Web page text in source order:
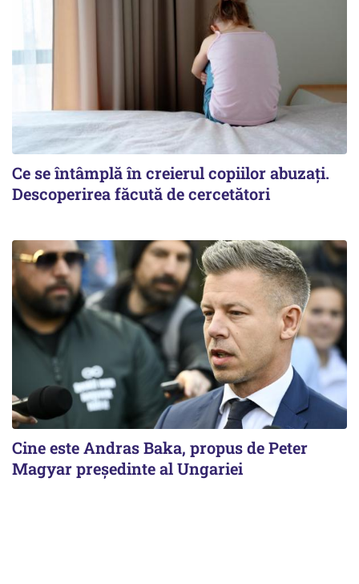
Ce se întâmplă în creierul copiilor abuzați.
Descoperirea făcută de cercetători
Cine este Andras Baka, propus de Peter
Magyar președinte al Ungariei